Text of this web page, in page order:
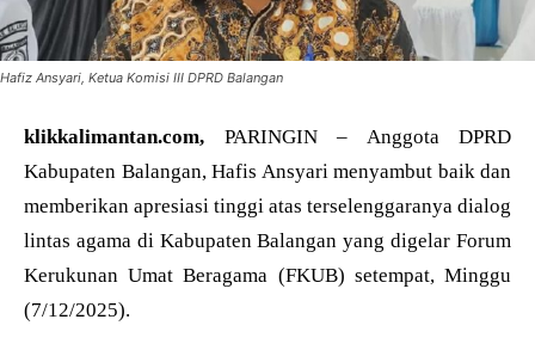
Hafiz Ansyari, Ketua Komisi III DPRD Balangan
klikkalimantan.com, PARINGIN – Anggota DPRD
Kabupaten Balangan, Hafis Ansyari menyambut baik dan
memberikan apresiasi tinggi atas terselenggaranya dialog
lintas agama di Kabupaten Balangan yang digelar Forum
Kerukunan Umat Beragama (FKUB) setempat, Minggu
(7/12/2025).